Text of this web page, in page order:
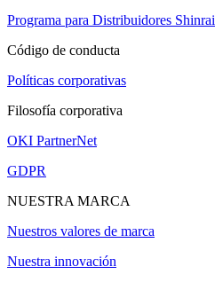
Programa para Distribuidores Shinrai
Código de conducta
Políticas corporativas
Filosofía corporativa
OKI PartnerNet
GDPR
NUESTRA MARCA
Nuestros valores de marca
Nuestra innovación